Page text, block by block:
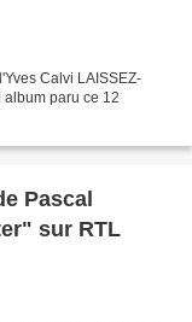
Calvi LAISSEZ-
album paru ce 12
Pascal
sur RTL